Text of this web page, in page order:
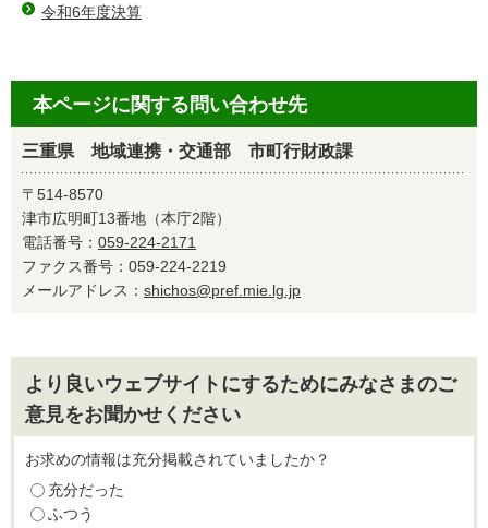
令和6年度決算
本ページに関する問い合わせ先
三重県 地域連携・交通部 市町行財政課
〒514-8570
津市広明町13番地（本庁2階）
電話番号： 059-224-2171
ファクス番号：059-224-2219
メールアドレス： shichos@pref.mie.lg.jp
より良いウェブサイトにするためにみなさまのご
意見をお聞かせください
お求めの情報は充分掲載されていましたか？
充分だった
ふつう